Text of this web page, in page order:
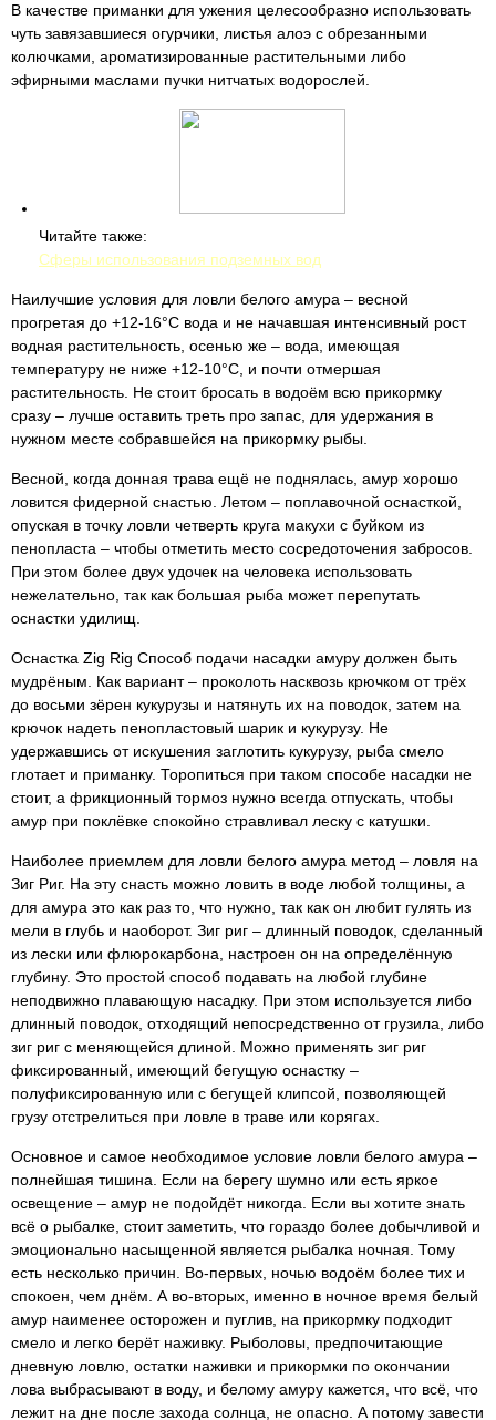
В качестве приманки для ужения целесообразно использовать
чуть завязавшиеся огурчики, листья алоэ с обрезанными
колючками, ароматизированные растительными либо
эфирными маслами пучки нитчатых водорослей.
Читайте также:
Сферы использования подземных вод
Наилучшие условия для ловли белого амура – весной
прогретая до +12-16°С вода и не начавшая интенсивный рост
водная растительность, осенью же – вода, имеющая
температуру не ниже +12-10°С, и почти отмершая
растительность. Не стоит бросать в водоём всю прикормку
сразу – лучше оставить треть про запас, для удержания в
нужном месте собравшейся на прикормку рыбы.
Весной, когда донная трава ещё не поднялась, амур хорошо
ловится фидерной снастью. Летом – поплавочной оснасткой,
опуская в точку ловли четверть круга макухи с буйком из
пенопласта – чтобы отметить место сосредоточения забросов.
При этом более двух удочек на человека использовать
нежелательно, так как большая рыба может перепутать
оснастки удилищ.
Оснастка Zig Rig Способ подачи насадки амуру должен быть
мудрёным. Как вариант – проколоть насквозь крючком от трёх
до восьми зёрен кукурузы и натянуть их на поводок, затем на
крючок надеть пенопластовый шарик и кукурузу. Не
удержавшись от искушения заглотить кукурузу, рыба смело
глотает и приманку. Торопиться при таком способе насадки не
стоит, а фрикционный тормоз нужно всегда отпускать, чтобы
амур при поклёвке спокойно стравливал леску с катушки.
Наиболее приемлем для ловли белого амура метод – ловля на
Зиг Риг. На эту снасть можно ловить в воде любой толщины, а
для амура это как раз то, что нужно, так как он любит гулять из
мели в глубь и наоборот. Зиг риг – длинный поводок, сделанный
из лески или флюрокарбона, настроен он на определённую
глубину. Это простой способ подавать на любой глубине
неподвижно плавающую насадку. При этом используется либо
длинный поводок, отходящий непосредственно от грузила, либо
зиг риг с меняющейся длиной. Можно применять зиг риг
фиксированный, имеющий бегущую оснастку –
полуфиксированную или с бегущей клипсой, позволяющей
грузу отстрелиться при ловле в траве или корягах.
Основное и самое необходимое условие ловли белого амура –
полнейшая тишина. Если на берегу шумно или есть яркое
освещение – амур не подойдёт никогда. Если вы хотите знать
всё о рыбалке, стоит заметить, что гораздо более добычливой и
эмоционально насыщенной является рыбалка ночная. Тому
есть несколько причин. Во-первых, ночью водоём более тих и
спокоен, чем днём. А во-вторых, именно в ночное время белый
амур наименее осторожен и пуглив, на прикормку подходит
смело и легко берёт наживку. Рыболовы, предпочитающие
дневную ловлю, остатки наживки и прикормки по окончании
лова выбрасывают в воду, и белому амуру кажется, что всё, что
лежит на дне после захода солнца, не опасно. А потому завести